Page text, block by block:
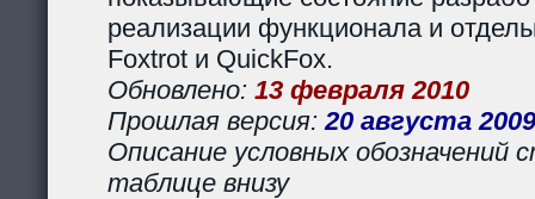
реализации функционала и
Foxtrot и QuickFox.
Обновлено: 13 февраля 2010
Прошлая версия:20 августа 2009
Описание условных обозначений
таблице внизу